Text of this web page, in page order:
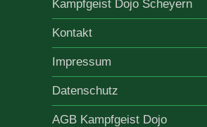
Kampfgeist Dojo Scheyern
Kontakt
Impressum
Datenschutz
AGB Kampfgeist Dojo